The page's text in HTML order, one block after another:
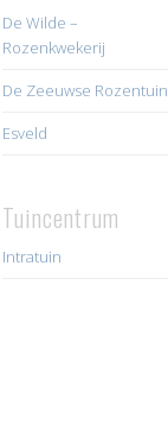
De Wilde –
Rozenkwekerij
De Zeeuwse Rozentuin
Esveld
Tuincentrum
Intratuin